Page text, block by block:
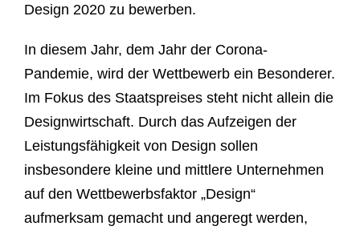
Design 2020 zu bewerben.
In diesem Jahr, dem Jahr der Corona-
Pandemie, wird der Wettbewerb ein Besonderer.
Im Fokus des Staatspreises steht nicht allein die
Designwirtschaft. Durch das Aufzeigen der
Leistungsfähigkeit von Design sollen
insbesondere kleine und mittlere Unternehmen
auf den Wettbewerbsfaktor „Design“
aufmerksam gemacht und angeregt werden,